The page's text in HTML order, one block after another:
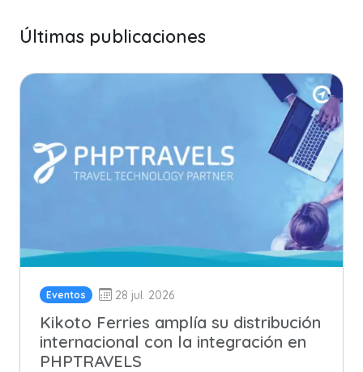
Últimas publicaciones
Eventos 28 jul. 2026
Kikoto Ferries amplía su distribución
internacional con la integración en
PHPTRAVELS